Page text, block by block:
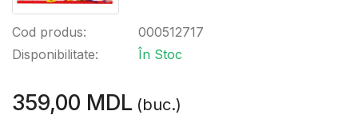
Cod produs:
Disponibilitate:
000512717
În Stoc
359,00 MDL (buc.)